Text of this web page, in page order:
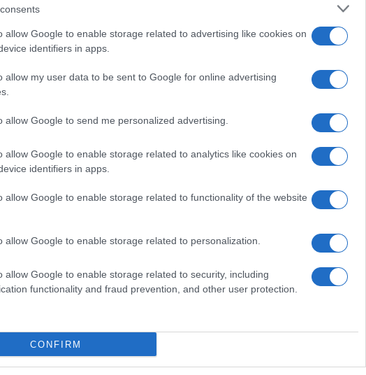
allow Google to enable storage related to advertising like cookies on
identifiers in apps.
allow my user data to be sent to Google for online advertising
allow Google to send me personalized advertising.
allow Google to enable storage related to analytics like cookies on
identifiers in apps.
allow Google to enable storage related to functionality of the website
allow Google to enable storage related to personalization.
allow Google to enable storage related to security, including
functionality and fraud prevention, and other user protection.
CONFIRM
sospenderà prelievi, scambi di
delle recenti condizioni di mercato.
comprendiamo il suo impatto su di voi.
decisione è stata presa per noi per
liquidità e sulla conservazione degli asset,
per proteggere gli interessi a lungo termine
il disagio che ciò ti ha causato.”
di una piattaforma di
che sono collassate negli ultimi
subito un forte colpo, amplificato poi dal
Luna.